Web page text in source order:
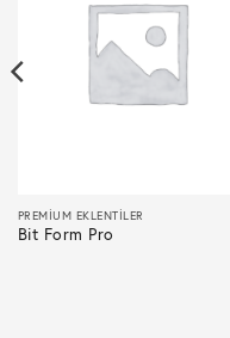
PREMIUM EKLENTILER
Bit Form Pro